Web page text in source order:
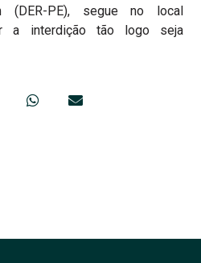
(DER-PE), segue no local
a interdição tão logo seja